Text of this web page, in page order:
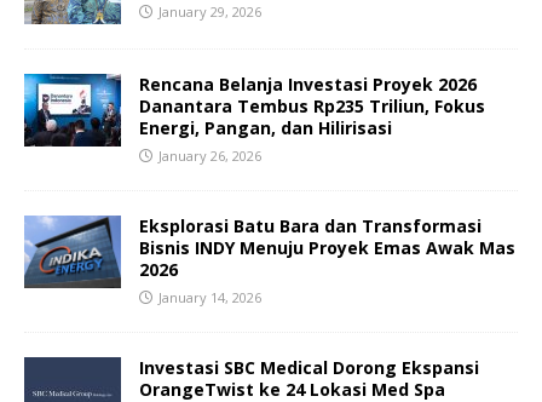
January 29, 2026
Rencana Belanja Investasi Proyek 2026
Danantara Tembus Rp235 Triliun, Fokus
Energi, Pangan, dan Hilirisasi
January 26, 2026
Eksplorasi Batu Bara dan Transformasi
Bisnis INDY Menuju Proyek Emas Awak Mas
2026
January 14, 2026
Investasi SBC Medical Dorong Ekspansi
OrangeTwist ke 24 Lokasi Med Spa